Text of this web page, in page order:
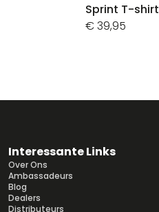
Sprint T-shirt
€39,95
Interessante Links
Over Ons
Ambassadeurs
Blog
Dealers
Distributeurs